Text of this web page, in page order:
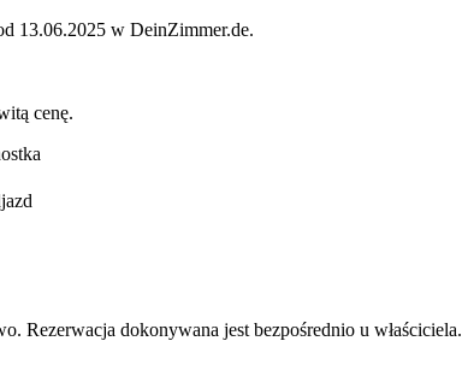
13.06.2025 w DeinZimmer.de.
cenę.
Rezerwacja dokonywana jest bezpośrednio u właściciela.